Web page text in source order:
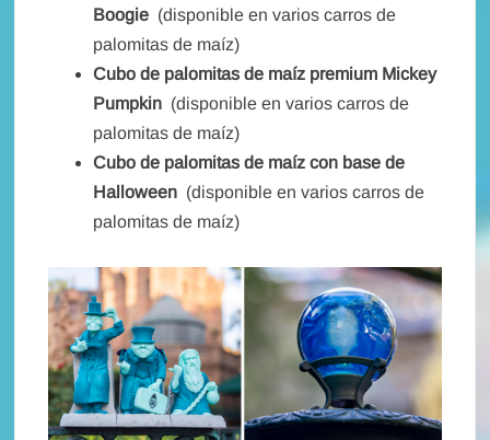
Boogie (disponible en varios carros de
palomitas de maíz)
Cubo de palomitas de maíz premium Mickey
Pumpkin (disponible en varios carros de
palomitas de maíz)
Cubo de palomitas de maíz con base de
Halloween (disponible en varios carros de
palomitas de maíz)